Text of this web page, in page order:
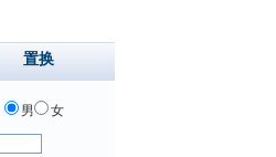
置换
男 女